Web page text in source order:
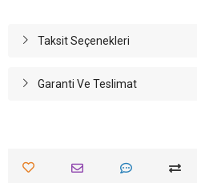
Taksit Seçenekleri
Garanti Ve Teslimat